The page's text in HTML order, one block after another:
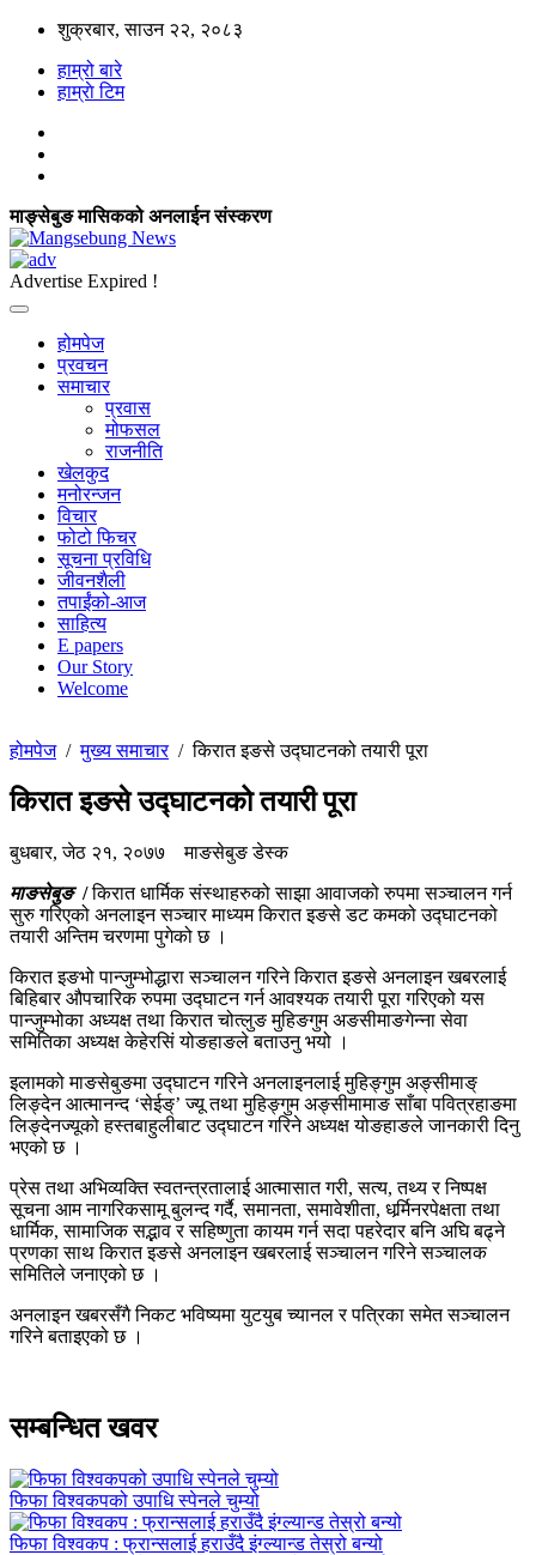
शुक्रबार, साउन २२, २०८३
हाम्रो बारे
हाम्राे टिम
माङ्सेबुङ मासिकको अनलाईन संस्करण
Advertise Expired !
होमपेज
प्रवचन
समाचार
प्रवास
मोफसल
राजनीति
खेलकुद
मनोरन्जन
विचार
फोटो फिचर
सूचना प्रविधि
जीवनशैली
तपाईंको-आज
साहित्य
E papers
Our Story
Welcome
होमपेज/मुख्य समाचार/किरात इङसे उद्घाटनको तयारी पूरा
किरात इङसे उद्घाटनको तयारी पूरा
बुधबार, जेठ २१, २०७७
माङसेबुङ डेस्क
माङसेबुङ /किरात धार्मिक संस्थाहरुको साझा आवाजको रुपमा सञ्चालन गर्न
सुरु गरिएको अनलाइन सञ्चार माध्यम किरात इङसे डट कमको उद्घाटनको
तयारी अन्तिम चरणमा पुगेको छ ।
किरात इङभो पान्जुम्भोद्धारा सञ्चालन गरिने किरात इङसे अनलाइन खबरलाई
बिहिबार औपचारिक रुपमा उद्घाटन गर्न आवश्यक तयारी पूरा गरिएको यस
पान्जुम्भोका अध्यक्ष तथा किरात चोत्लुङ मुहिङगुम अङसीमाङगेन्ना सेवा
समितिका अध्यक्ष केहेरसिं योङहाङले बताउनु भयो ।
इलामको माङसेबुङमा उद्घाटन गरिने अनलाइनलाई मुहिङ्गुम अङ्सीमाङ्
लिङ्देन आत्मानन्द ‘सेईङ्’ ज्यू तथा मुहिङ्गुम अङ्सीमामाङ साँबा पवित्रहाङमा
लिङ्देनज्यूको हस्तबाहुलीबाट उद्घाटन गरिने अध्यक्ष योङहाङले जानकारी दिनु
भएको छ ।
प्रेस तथा अभिव्यक्ति स्वतन्त्रतालाई आत्मासात गरी, सत्य, तथ्य र निष्पक्ष
सूचना आम नागरिकसामू बुलन्द गर्दै, समानता, समावेशीता, धर्र्मिनरपेक्षता तथा
धार्मिक, सामाजिक सद्भाव र सहिष्णुता कायम गर्न सदा पहरेदार बनि अघि बढ्ने
प्रणका साथ किरात इङसे अनलाइन खबरलाई सञ्चालन गरिने सञ्चालक
समितिले जनाएको छ ।
अनलाइन खबरसँगै निकट भविष्यमा युटयुब च्यानल र पत्रिका समेत सञ्चालन
गरिने बताइएको छ ।
सम्बन्धित खवर
फिफा विश्वकपको उपाधि स्पेनले चुम्यो
फिफा विश्वकप : फ्रान्सलाई हराउँदै इंग्ल्यान्ड तेस्रो बन्यो